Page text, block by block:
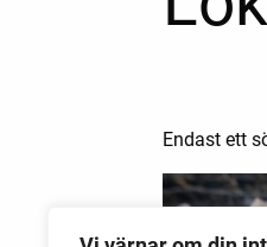
Endast ett